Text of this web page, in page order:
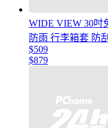
WIDE VIEW 30吋
防雨 行李箱套 防
$509
$879